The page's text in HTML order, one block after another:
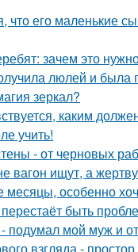
что его маленькие
зачем это
люлей и
зеркал?
каким
учить!
- от черновых
вагон ищут, а
месяцы, особенно
быть
подумал мой муж и